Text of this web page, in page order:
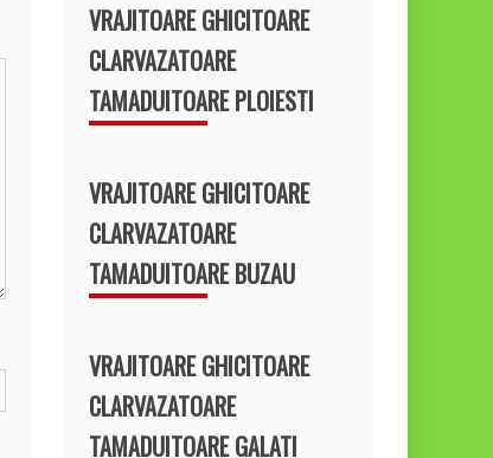
VRAJITOARE GHICITOARE
CLARVAZATOARE
TAMADUITOARE PLOIESTI
VRAJITOARE GHICITOARE
CLARVAZATOARE
TAMADUITOARE BUZAU
VRAJITOARE GHICITOARE
CLARVAZATOARE
TAMADUITOARE GALATI